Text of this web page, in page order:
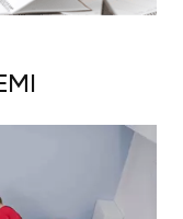
профі
ситуації,